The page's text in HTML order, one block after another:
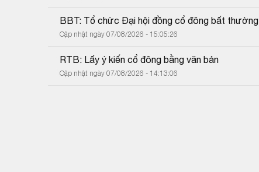
BBT: Tổ chức Đại hội đồng cổ đông bất thường
Cập nhật ngày 07/08/2026 - 15:05:26
RTB: Lấy ý kiến cổ đông bằng văn bản
Cập nhật ngày 07/08/2026 - 14:13:06